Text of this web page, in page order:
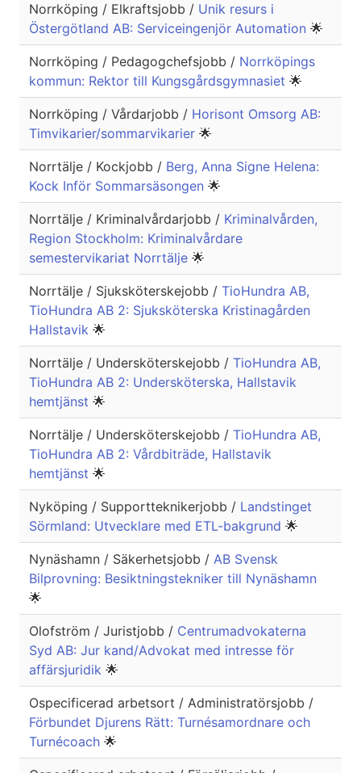
Norrköping / Elkraftsjobb / Unik resurs i
Östergötland AB: Serviceingenjör Automation 🌟
Norrköping / Pedagogchefsjobb / Norrköpings
kommun: Rektor till Kungsgårdsgymnasiet 🌟
Norrköping / Vårdarjobb / Horisont Omsorg AB:
Timvikarier/sommarvikarier 🌟
Norrtälje / Kockjobb / Berg, Anna Signe Helena:
Kock Inför Sommarsäsongen 🌟
Norrtälje / Kriminalvårdarjobb / Kriminalvården,
Region Stockholm: Kriminalvårdare
semestervikariat Norrtälje 🌟
Norrtälje / Sjuksköterskejobb / TioHundra AB,
TioHundra AB 2: Sjuksköterska Kristinagården
Hallstavik 🌟
Norrtälje / Undersköterskejobb / TioHundra AB,
TioHundra AB 2: Undersköterska, Hallstavik
hemtjänst 🌟
Norrtälje / Undersköterskejobb / TioHundra AB,
TioHundra AB 2: Vårdbiträde, Hallstavik
hemtjänst 🌟
Nyköping / Supportteknikerjobb / Landstinget
Sörmland: Utvecklare med ETL-bakgrund 🌟
Nynäshamn / Säkerhetsjobb / AB Svensk
Bilprovning: Besiktningstekniker till Nynäshamn
🌟
Olofström / Juristjobb / Centrumadvokaterna
Syd AB: Jur kand/Advokat med intresse för
affärsjuridik 🌟
Ospecificerad arbetsort / Administratörsjobb /
Förbundet Djurens Rätt: Turnésamordnare och
Turnécoach 🌟